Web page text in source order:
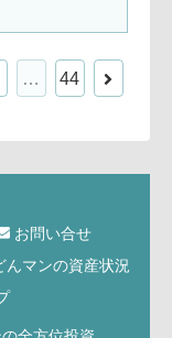
… 44
お問い合せ
んマンの資産状況